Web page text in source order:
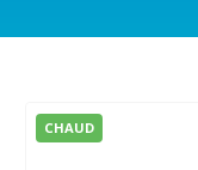
CHAUD